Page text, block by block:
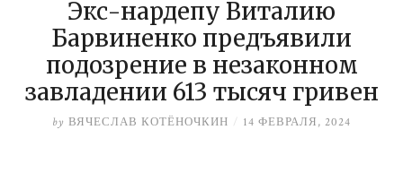
Экс-нардепу Виталию
Барвиненко предъявили
подозрение в незаконном
завладении 613 тысяч гривен
by ВЯЧЕСЛАВ КОТЁНОЧКИН / 14 ФЕВРАЛЯ, 2024